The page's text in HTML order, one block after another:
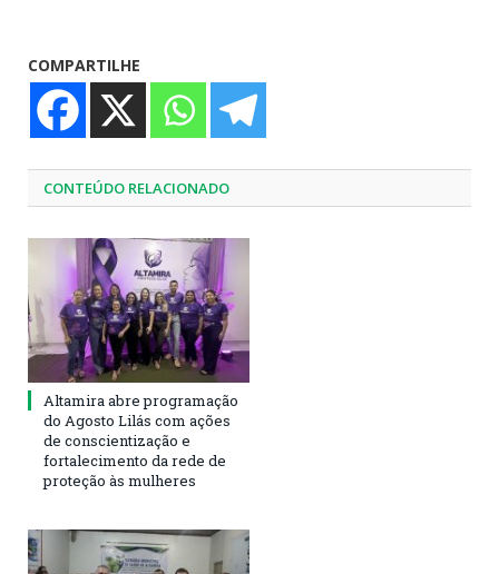
COMPARTILHE
CONTEÚDO RELACIONADO
Altamira abre programação
do Agosto Lilás com ações
de conscientização e
fortalecimento da rede de
proteção às mulheres